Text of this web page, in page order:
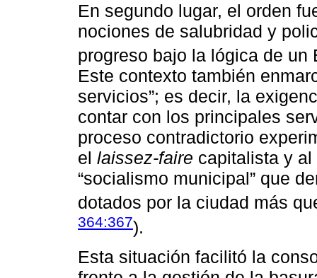
En segundo lugar, el orden
nociones de salubridad y
progreso bajo la lógica de un
Este contexto también
servicios”; es decir, la
contar con los principales
proceso contradictorio
el laissez-faire capitalista y
“socialismo municipal” que
dotados por la ciudad más
364:367).
Esta situación facilitó la